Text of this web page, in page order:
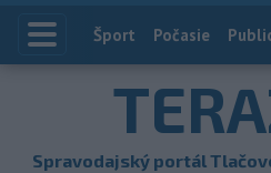
Index
Šport Počasie
Spravodajský portál